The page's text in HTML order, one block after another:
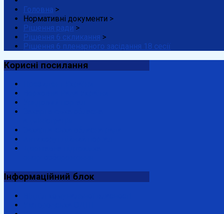
Головна >
Нормативні документи >
Рішення ради >
Рішення 6 скликання >
Рішення 6 пленарного засідання 18 сесії
Корисні посилання
Інформаційний блок